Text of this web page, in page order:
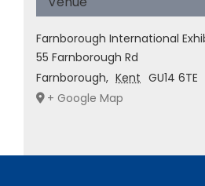
Farnborough International
55 Farnborough Rd
Farnborough, Kent GU14 6TE
+ Google Map